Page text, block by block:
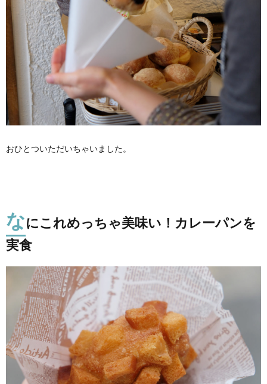
おひとついただいちゃいました。
なにこれめっちゃ美味い！カレーパンを
実食